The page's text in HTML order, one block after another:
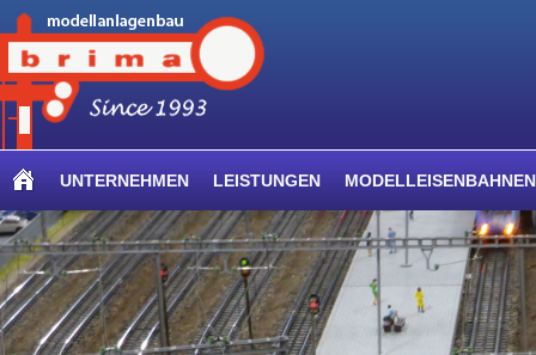
UNTERNEHMEN LEISTUNGEN MODELLEISENBAHNEN